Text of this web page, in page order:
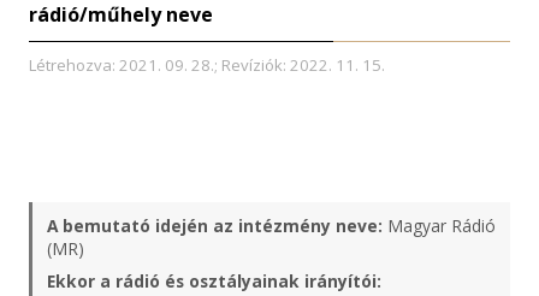
rádió/műhely neve
Létrehozva: 2021. 09. 28.; Revíziók: 2022. 11. 15.
A bemutató idején az intézmény neve: Magyar Rádió
(MR)
Ekkor a rádió és osztályainak irányítói: